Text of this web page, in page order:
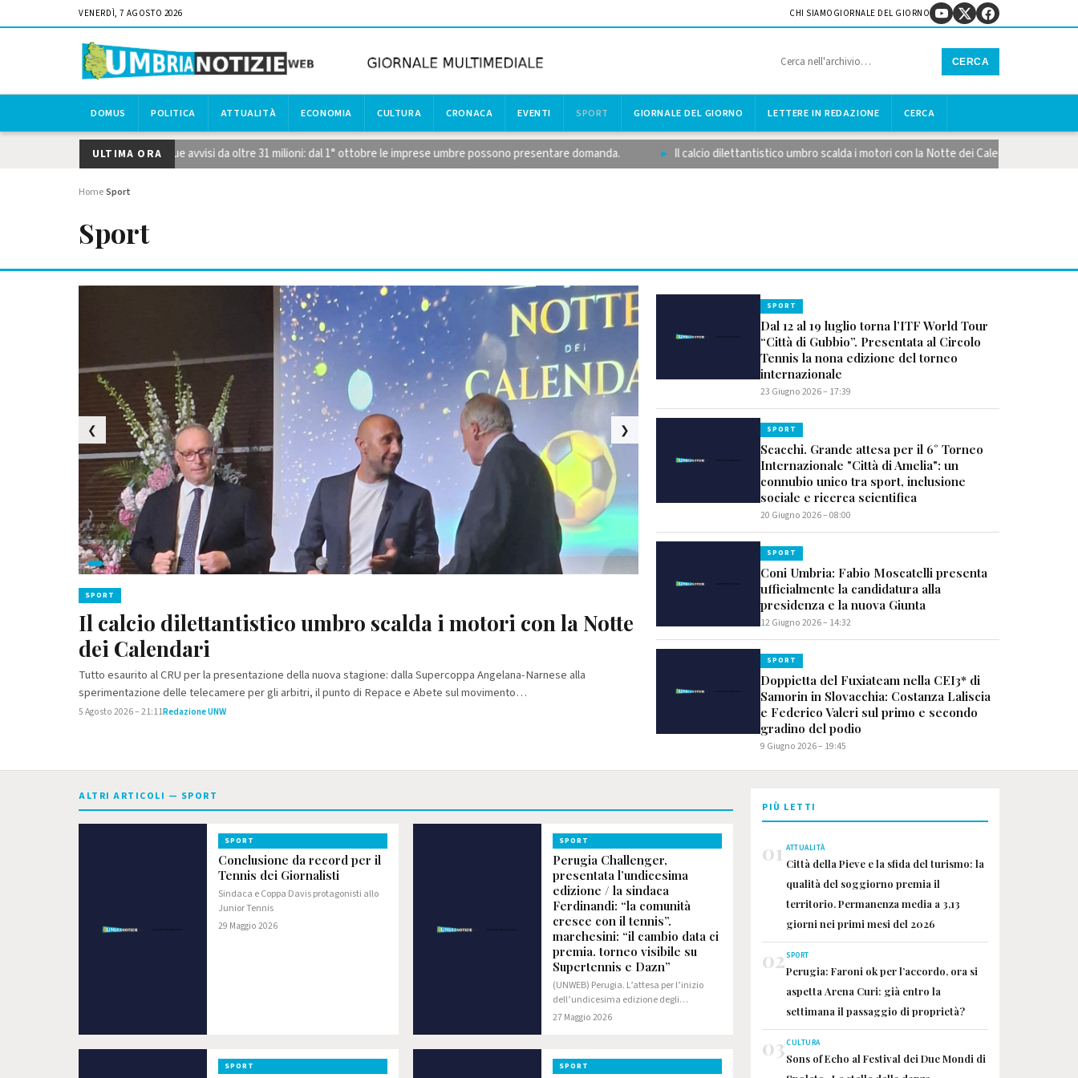
VENERDÌ, 7 AGOSTO 2026 CHI SIAMO GIORNALE DEL GIORNO
CERCA
DOMUS POLITICA ATTUALITÀ ECONOMIA CULTURA CRONACA EVENTI SPORT GIORNALE DEL GIORNO LETTERE IN REDAZIONE CERCA
ULTIMA ORA
STEP, pubblicati i due avvisi da oltre 31 milioni: dal 1° ottobre le imprese umbre possono presentare domanda. Il calcio dilettantistico umbro scalda i motori con la Notte dei Calendari
HomeSport
Sport
❮ ❯
SPORT
Il calcio dilettantistico umbro scalda i motori con la Notte
dei Calendari
Tutto esaurito al CRU per la presentazione della nuova stagione: dalla Supercoppa Angelana-Narnese alla
sperimentazione delle telecamere per gli arbitri, il punto di Repace e Abete sul movimento…
5 Agosto 2026 – 21:11Redazione UNW
SPORT
Stagione 2026/27: ecco il nuovo team comunicazione
rossoverde
(UNWEB) Terni. Il Club rende noto lo staff comunicazione per la stagione 2026/27 composto da: Edoardo Desiderio -
Responsabile Ufficio Stampa Iago Stamigna - Coordinatore Area Comunicazione e Social…
1 Agosto 2026 – 09:51Redazione UNW
SPORT
Dal 12 al 19 luglio torna l’ITF World Tour
“Città di Gubbio”. Presentata al Circolo
Tennis la nona edizione del torneo
internazionale
23 Giugno 2026 – 17:39
SPORT
Scacchi. Grande attesa per il 6° Torneo
Internazionale "Città di Amelia": un
connubio unico tra sport, inclusione
sociale e ricerca scientifica
20 Giugno 2026 – 08:00
SPORT
Coni Umbria: Fabio Moscatelli presenta
ufficialmente la candidatura alla
presidenza e la nuova Giunta
12 Giugno 2026 – 14:32
SPORT
Doppietta del Fuxiateam nella CEI3* di
Samorin in Slovacchia: Costanza Laliscia
e Federico Valeri sul primo e secondo
gradino del podio
9 Giugno 2026 – 19:45
ALTRI ARTICOLI — SPORT
SPORT
Conclusione da record per il
Tennis dei Giornalisti
Sindaca e Coppa Davis protagonisti allo
Junior Tennis
29 Maggio 2026
SPORT
Perugia Challenger,
presentata l’undicesima
edizione / la sindaca
Ferdinandi: “la comunità
cresce con il tennis”.
marchesini: “il cambio data ci
premia. torneo visibile su
Supertennis e Dazn”
(UNWEB) Perugia. L’attesa per l’inizio
dell’undicesima edizione degli
Internazionali di Tennis Città di Perugia |
maggio…
27 Maggio 2026
SPORT SPORT
PIÙ LETTI
01 ATTUALITÀ
Città della Pieve e la sfida del turismo: la
qualità del soggiorno premia il
territorio. Permanenza media a 3,13
giorni nei primi mesi del 2026
02SPORT
Perugia: Faroni ok per l’accordo, ora si
aspetta Arena Curi: già entro la
settimana il passaggio di proprietà?
03CULTURA
Sons of Echo al Festival dei Due Mondi di